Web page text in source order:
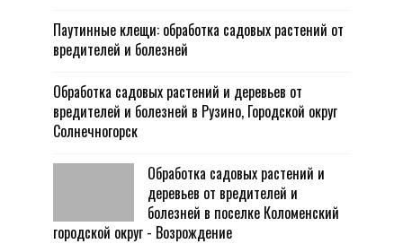
Паутинные клещи: обработка садовых растений от
вредителей и болезней
Обработка садовых растений и деревьев от
вредителей и болезней в Рузино, Городской округ
Солнечногорск
Обработка садовых растений и
деревьев от вредителей и
болезней в поселке Коломенский
городской округ - Возрождение